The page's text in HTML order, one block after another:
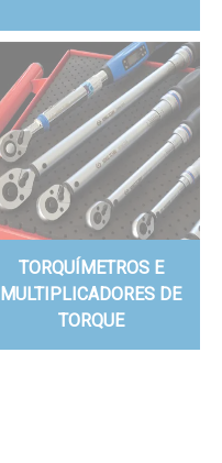
TORQUÍMETROS E
MULTIPLICADORES DE
TORQUE